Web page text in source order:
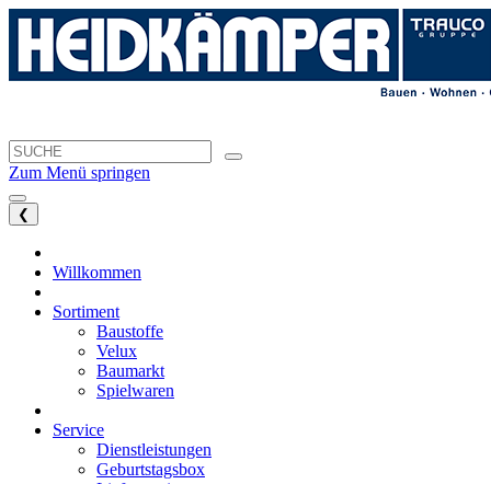
Zum Menü springen
❮
Willkommen
Sortiment
Baustoffe
Velux
Baumarkt
Spielwaren
Service
Dienstleistungen
Geburtstagsbox